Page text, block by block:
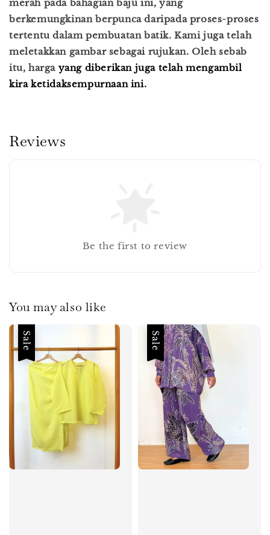
merah pada bahagian baju ini, yang
berkemungkinan berpunca daripada proses-proses
tertentu dalam pembuatan batik. Kami juga telah
meletakkan gambar sebagai rujukan. Oleh sebab
itu, harga yang diberikan juga telah mengambil
kira ketidaksempurnaan ini.
Reviews
Be the first to review
You may also like
Sale Sale